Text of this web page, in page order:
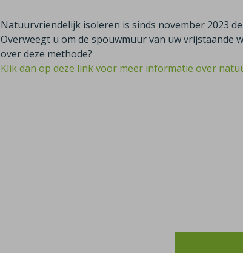
Natuurvriendelijk isoleren is sinds november 2023
Overweegt u om de spouwmuur van uw vrijstaande
over deze methode?
Klik dan op deze link voor meer informatie over